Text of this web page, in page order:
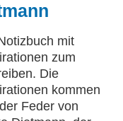
mit
zum
Die
kommen
Feder von